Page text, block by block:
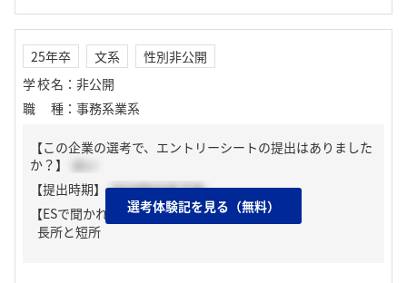
25年卒 文系
性別非公開
学校名 ： 非公開
職種 ： 事務系業系
【この企業の選考で、エントリーシートの提出はありました
か？】
はい
【提出時期】 2024年03月下旬
【ESで聞かれた質問】
長所と短所
選考体験記を見る（無料）